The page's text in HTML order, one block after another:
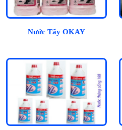
Nước Tẩy OKAY